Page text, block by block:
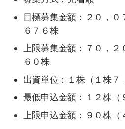
目標募集金額：２０，０
６７６株
上限募集金額：７０，
６０株
出資単位：１株（１株７
最低申込金額：１２株（
上限申込金額：９０株（